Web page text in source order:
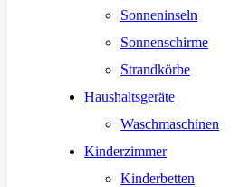
Sonneninseln
Sonnenschirme
Strandkörbe
Haushaltsgeräte
Waschmaschinen
Kinderzimmer
Kinderbetten